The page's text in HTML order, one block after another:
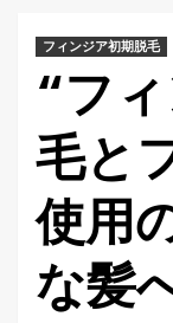
フィンジア初期脱毛
“フ
毛と
使用
な髪